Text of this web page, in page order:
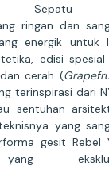
Sepatu
ringan dan
energik untuk
edisi spesial
cerah (
terinspirasi dari
sentuhan
yang
gesit Rebel